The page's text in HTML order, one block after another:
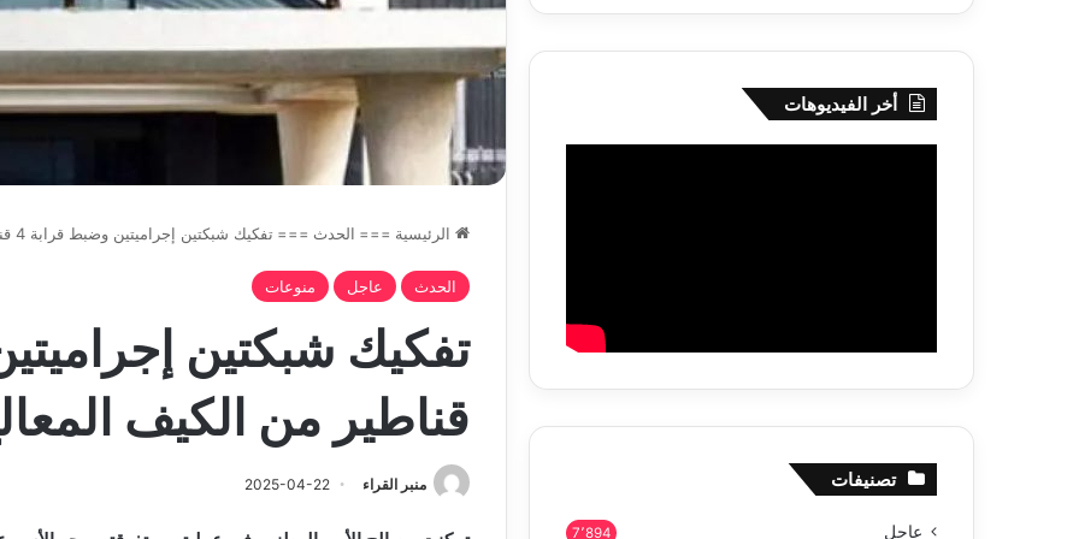
الرئيسية === الحدث === تفكيك شبكتين إجراميتين وضبط قرابة 4 قناطير من الكيف المعالج مصدرها المغرب
الحدث عاجل منوعات
قناطير من الكيف
منبر القراء 2025-04-22
أخر الفيديوهات
تصنيفات
عاجل 7٬894